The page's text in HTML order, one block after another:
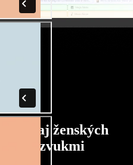
aj ženských
prízvukmi